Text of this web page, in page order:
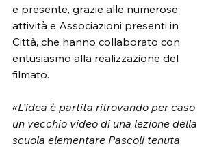
e presente, grazie alle numerose
attività e Associazioni presenti in
Città, che hanno collaborato con
entusiasmo alla realizzazione del
filmato.
«L’idea è partita ritrovando per caso
un vecchio video di una lezione della
scuola elementare Pascoli tenuta